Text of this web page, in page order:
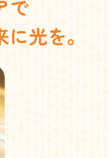
で
光を。